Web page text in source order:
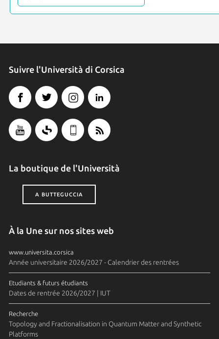
Suivre l'Università di Corsica
La boutique de l'Università
A BUTTEGUCCIA
À la Une sur nos sites web
www.universita.corsica
Année universitaire 2026/2027 - Calendrier des rentrées
Etudiants & futurs étudiants
Dates de rentrée 2026/2027 | IUT
Recherche
Topology and Fractionalisation in Quantum Matter and Synthetic
Platforms